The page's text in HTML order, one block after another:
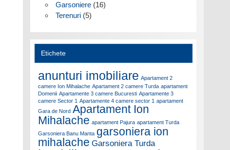
Garsoniere (16)
Terenuri (5)
Etichete
anunturi imobiliare Apartament 2
camere Ion Mihalache Apartament 2 camere Turda apartament
Domenii Apartamente 3 camere Bucuresti Apartamente 3
camere Sector 1 Apartamente 4 camere sector 1 apartament
Gara de Nord Apartament Ion
Mihalache apartament Pajura apartament Turda
Garsoniera Banu Manta garsoniera ion
mihalache Garsoniera Turda